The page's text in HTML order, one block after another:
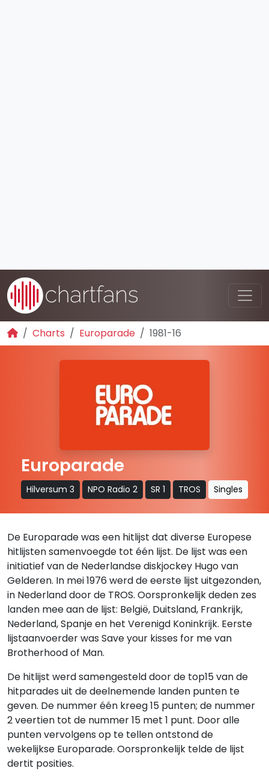
Charts Europarade 1981-16
Europarade
Hilversum 3 NPO Radio 2 SR 1 TROS Singles
De Europarade was een hitlijst dat diverse Europese
hitlijsten samenvoegde tot één lijst. De lijst was een
initiatief van de Nederlandse diskjockey Hugo van
Gelderen. In mei 1976 werd de eerste lijst uitgezonden,
in Nederland door de TROS. Oorspronkelijk deden zes
landen mee aan de lijst: België, Duitsland, Frankrijk,
Nederland, Spanje en het Verenigd Koninkrijk. Eerste
lijstaanvoerder was Save your kisses for me van
Brotherhood of Man.
De hitlijst werd samengesteld door de top15 van de
hitparades uit de deelnemende landen punten te
geven. De nummer één kreeg 15 punten; de nummer
2 veertien tot de nummer 15 met 1 punt. Door alle
punten vervolgens op te tellen ontstond de
wekelijkse Europarade. Oorspronkelijk telde de lijst
dertit posities.